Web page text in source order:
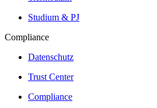
Studium & PJ
Compliance
Datenschutz
Trust Center
Compliance